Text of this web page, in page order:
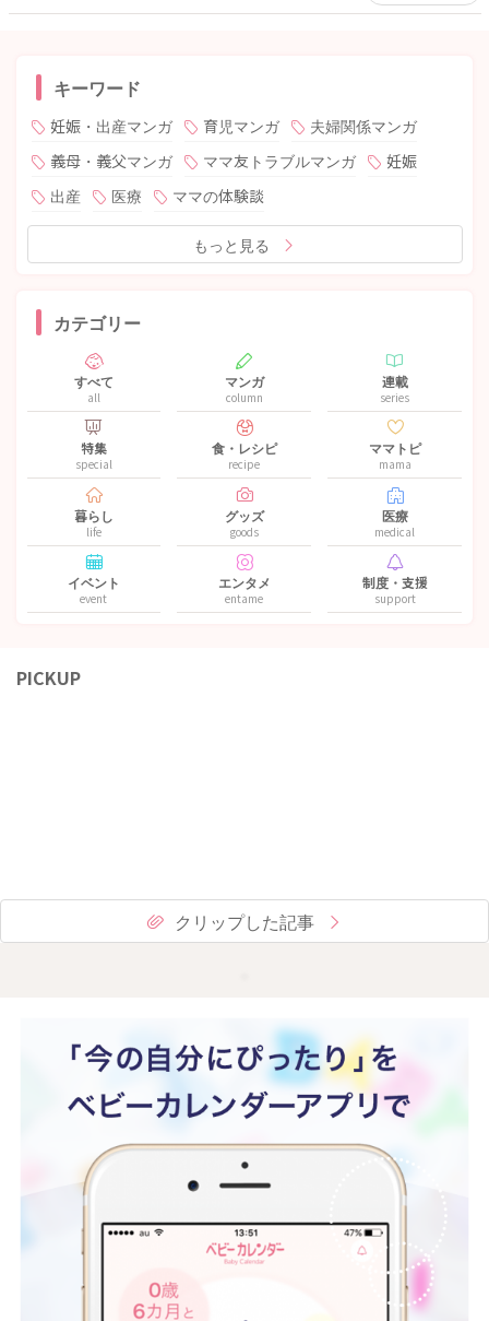
キーワード
妊娠・出産マンガ 育児マンガ
夫婦関係マンガ
義母・義父マンガ
ママ友トラブルマンガ
妊娠
出産
医療 ママの体験談
もっと見る
カテゴリー
すべて
all
マンガ
column
連載
series
特集
special
食・レシピ
recipe
ママトピ
mama
暮らし
life
グッズ
goods
医療
medical
イベント
event
エンタメ
entame
制度・支援
support
PICKUP
クリップした記事